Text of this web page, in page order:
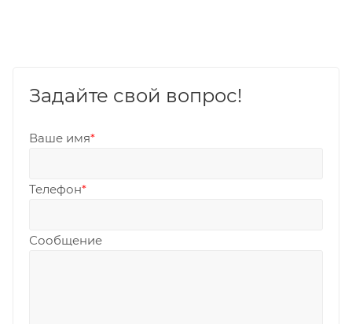
Задайте свой вопрос!
Ваше имя*
Телефон*
Сообщение